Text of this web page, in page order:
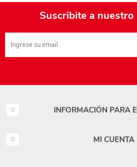
Suscribite a
INFORMACIÓN PARA
MI CUENTA